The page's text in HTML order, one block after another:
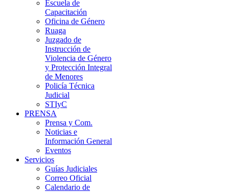
Escuela de
Capacitación
Oficina de Género
Ruaga
Juzgado de
Instrucción de
Violencia de Género
y Protección Integral
de Menores
Policía Técnica
Judicial
STIyC
PRENSA
Prensa y Com.
Noticias e
Información General
Eventos
Servicios
Guías Judiciales
Correo Oficial
Calendario de